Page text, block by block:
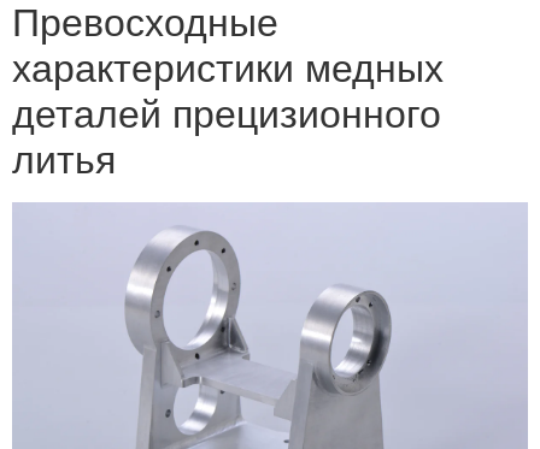
Превосходные
характеристики медных
деталей прецизионного
литья